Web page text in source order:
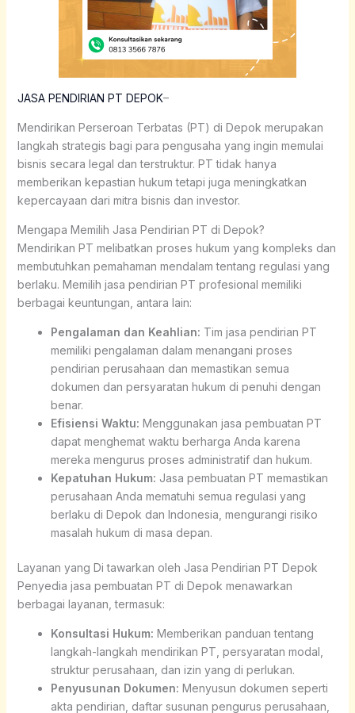
JASA PENDIRIAN PT DEPOK–
Mendirikan Perseroan Terbatas (PT) di Depok merupakan
langkah strategis bagi para pengusaha yang ingin memulai
bisnis secara legal dan terstruktur. PT tidak hanya
memberikan kepastian hukum tetapi juga meningkatkan
kepercayaan dari mitra bisnis dan investor.
Mengapa Memilih Jasa Pendirian PT di Depok?
Mendirikan PT melibatkan proses hukum yang kompleks dan
membutuhkan pemahaman mendalam tentang regulasi yang
berlaku. Memilih jasa pendirian PT profesional memiliki
berbagai keuntungan, antara lain:
Pengalaman dan Keahlian: Tim jasa pendirian PT
memiliki pengalaman dalam menangani proses
pendirian perusahaan dan memastikan semua
dokumen dan persyaratan hukum di penuhi dengan
benar.
Efisiensi Waktu: Menggunakan jasa pembuatan PT
dapat menghemat waktu berharga Anda karena
mereka mengurus proses administratif dan hukum.
Kepatuhan Hukum: Jasa pembuatan PT memastikan
perusahaan Anda mematuhi semua regulasi yang
berlaku di Depok dan Indonesia, mengurangi risiko
masalah hukum di masa depan.
Layanan yang Di tawarkan oleh Jasa Pendirian PT Depok
Penyedia jasa pembuatan PT di Depok menawarkan
berbagai layanan, termasuk:
Konsultasi Hukum: Memberikan panduan tentang
langkah-langkah mendirikan PT, persyaratan modal,
struktur perusahaan, dan izin yang di perlukan.
Penyusunan Dokumen: Menyusun dokumen seperti
akta pendirian, daftar susunan pengurus perusahaan,